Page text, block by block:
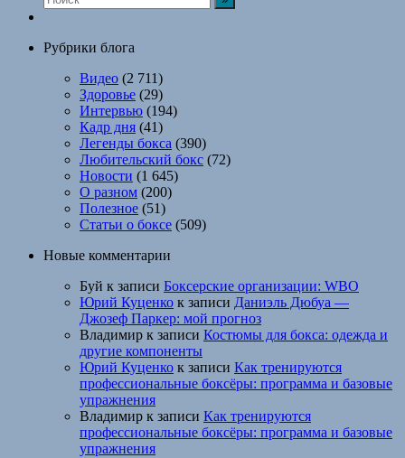
Рубрики блога
Видео (2 711)
Здоровье (29)
Интервью (194)
Кадр дня (41)
Легенды бокса (390)
Любительский бокс (72)
Новости (1 645)
О разном (200)
Полезное (51)
Статьи о боксе (509)
Новые комментарии
Буй к записи Боксерские организации: WBO
Юрий Куценко к записи Даниэль Дюбуа —
Джозеф Паркер: мой прогноз
Владимир к записи Костюмы для бокса: одежда и
другие компоненты
Юрий Куценко к записи Как тренируются
профессиональные боксёры: программа и базовые
упражнения
Владимир к записи Как тренируются
профессиональные боксёры: программа и базовые
упражнения